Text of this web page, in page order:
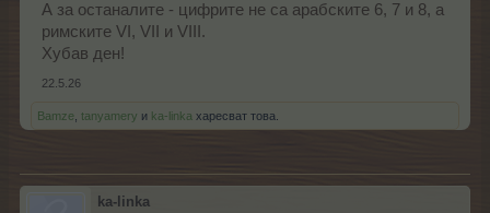
А за останалите - цифрите не са арабските 6, 7 и 8, а
римските VI, VII и VIII.
Хубав ден!
22.5.26
Bamze tanyamery и ka-linka харесват това.
ka-linka